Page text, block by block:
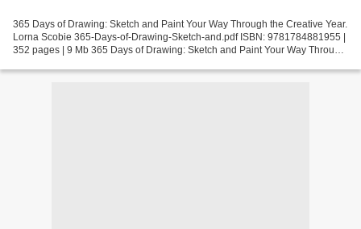
365 Days of Drawing: Sketch and Paint Your Way Through the Creative Year.
Lorna Scobie 365-Days-of-Drawing-Sketch-and.pdf ISBN: 9781784881955 |
352 pages | 9 Mb 365 Days of Drawing: Sketch and Paint Your Way Through